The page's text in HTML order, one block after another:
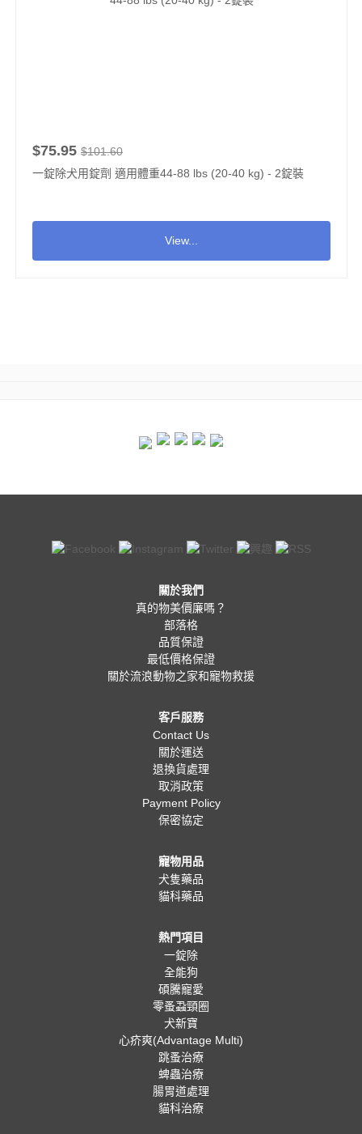
$75.95 $101.60
一錠除犬用錠劑 適用體重44-88 lbs (20-40 kg) - 2錠裝
View...
關於我們
真的物美價廉嗎？
部落格
品質保證
最低價格保證
關於流浪動物之家和寵物救援
客戶服務
Contact Us
關於運送
退換貨處理
取消政策
Payment Policy
保密協定
寵物用品
犬隻藥品
貓科藥品
熱門項目
一錠除
全能狗
碩騰寵愛
零蚤蝨頸圈
犬新寶
心疥爽(Advantage Multi)
跳蚤治療
蜱蟲治療
腸胃道處理
貓科治療